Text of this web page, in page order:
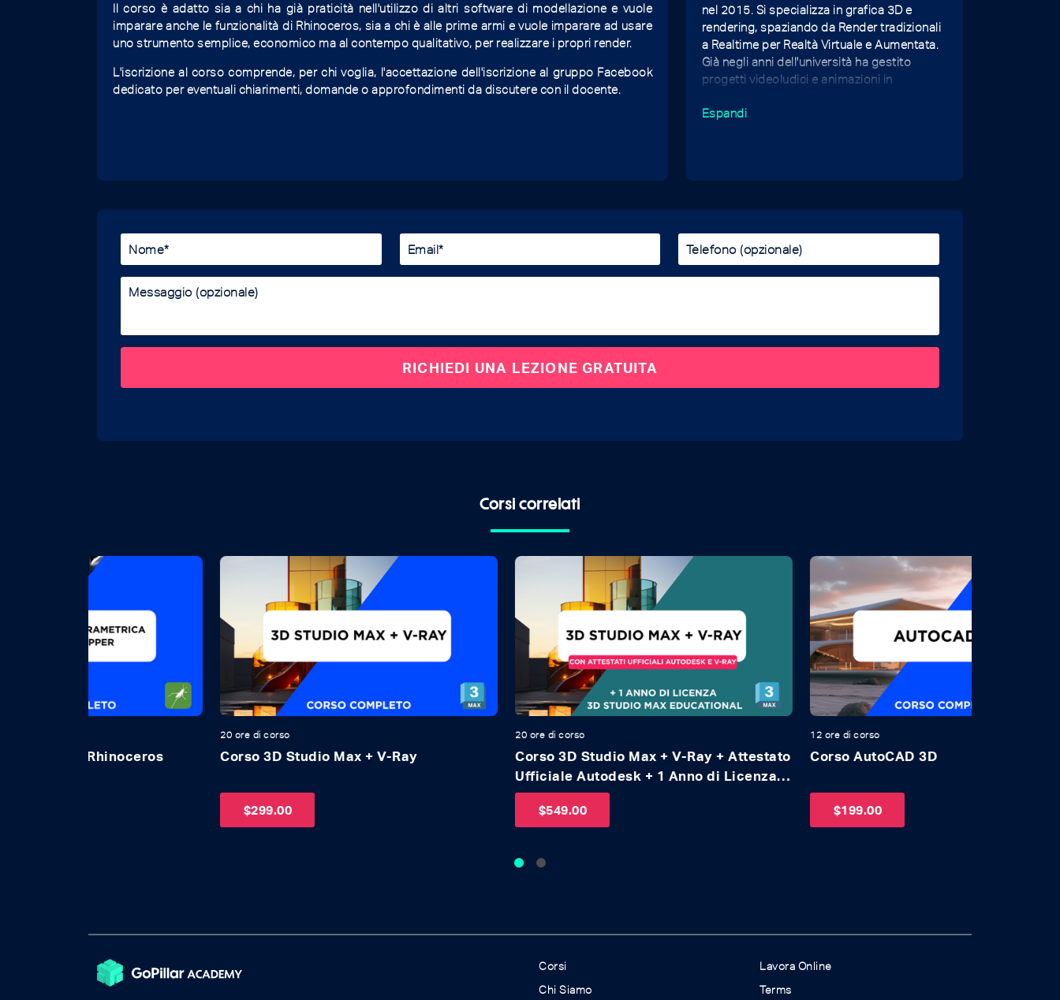
Il corso è adatto sia a chi ha già praticità nell'utilizzo di altri software di modellazione e vuole
imparare anche le funzionalità di Rhinoceros, sia a chi è alle prime armi e vuole imparare ad usare
uno strumento semplice, economico ma al contempo qualitativo, per realizzare i propri render.
L'iscrizione al corso comprende, per chi voglia, l'accettazione dell'iscrizione al gruppo Facebook
dedicato per eventuali chiarimenti, domande o approfondimenti da discutere con il docente.
nel 2015. Si specializza in grafica 3D e
rendering, spaziando da Render tradizionali
a Realtime per Realtà Virtuale e Aumentata.
Già negli anni dell'università ha gestito
progetti videoludici e animazioni in
Statale di Milano. Espone per 3 anni
ha prodotto App di gamification per società
Espandi
Corsi correlati
Corso 3D Studio Max + V-Ray
Corso 3D Studio Max + V-Ray + Attestato
Ufficiale Autodesk + 1 Anno di Licenza
3D Studio Educational
Corso AutoCAD 3D
Corsi
Chi Siamo
Lavora Online
Terms